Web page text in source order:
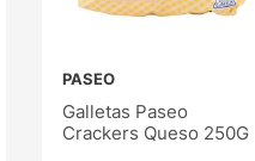
PASEO
Galletas Paseo
Crackers Queso 250G